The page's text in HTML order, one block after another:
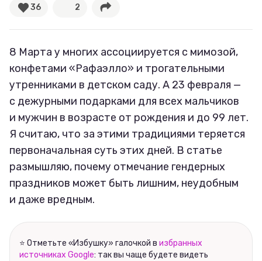
36 2
8 Марта у многих ассоциируется с мимозой,
конфетами «Рафаэлло» и трогательными
утренниками в детском саду. А 23 февраля —
с дежурными подарками для всех мальчиков
и мужчин в возрасте от рождения и до 99 лет.
Я считаю, что за этими традициями теряется
первоначальная суть этих дней. В статье
размышляю, почему отмечание гендерных
праздников может быть лишним, неудобным
и даже вредным.
⭐ Отметьте «Избушку» галочкой в избранных
источниках Google: так вы чаще будете видеть